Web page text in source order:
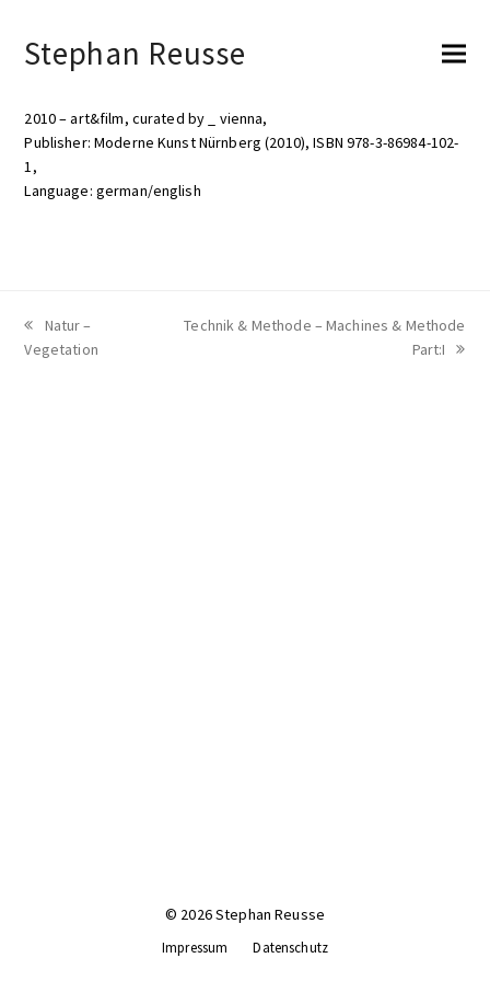
Stephan Reusse
2010 – art&film, curated by _ vienna,
Publisher: Moderne Kunst Nürnberg (2010), ISBN 978-3-86984-102-
1,
Language: german/english
vorheriger
Beitrag:
Natur –
Vegetation
Nächster
Technik & Methode – Machines & Methode
Part:I
© 2026 Stephan Reusse
Impressum Datenschutz